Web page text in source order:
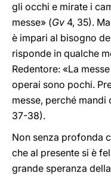
gli occhi e mirate i
messe» (Gv 4, 35).
è impari al bisogno
risponde in qualche
Redentore: «La
operai sono pochi.
messe, perché mandi
37-38).
Non senza profonda
che al presente si è
grande speranza